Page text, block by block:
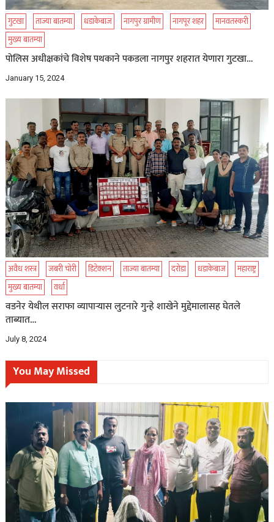
गुटखा ताज्या बातम्या धडाकेबाज नागपुर ग्रामीण नागपूर शहर
मानवतस्करी
मुख्य बातम्या
पोलिस अधीक्षकांचे विशेष पथकाने पकडला नागपुर शहरात येणारा गुटखा…
January 15, 2024
अवैध शस्त्र जबरी चोरी डिटेक्शन ताज्या बातम्या दरोडा धडाकेबाज
महाराष्ट्र
मुख्य बातम्या
वर्धा
वडनेर येथील सराफा व्यापाऱ्यास लुटनारे गुन्हे शाखेने मुद्देमालासह घेतले
ताब्यात…
July 8, 2024
You May Missed